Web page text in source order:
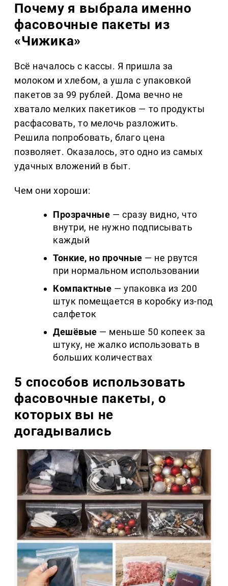
Почему я выбрала именно
фасовочные пакеты из
«Чижика»
Всё началось с кассы. Я пришла за
молоком и хлебом, а ушла с упаковкой
пакетов за 99 рублей. Дома вечно не
хватало мелких пакетиков — то продукты
расфасовать, то мелочь разложить.
Решила попробовать, благо цена
позволяет. Оказалось, это одно из самых
удачных вложений в быт.
Чем они хороши:
Прозрачные — сразу видно, что
внутри, не нужно подписывать
каждый
Тонкие, но прочные — не рвутся
при нормальном использовании
Компактные — упаковка из 200
штук помещается в коробку из-под
салфеток
Дешёвые — меньше 50 копеек за
штуку, не жалко использовать в
больших количествах
5 способов использовать
фасовочные пакеты, о
которых вы не
догадывались